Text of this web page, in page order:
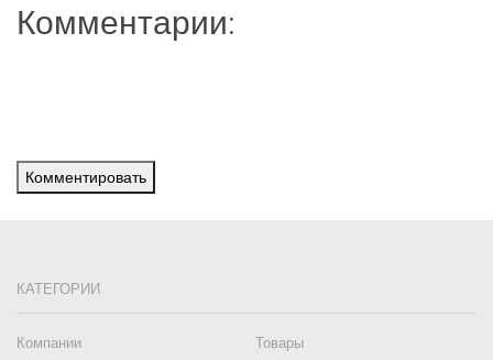
Комментарии:
Комментировать
КАТЕГОРИИ
Компании
Товары